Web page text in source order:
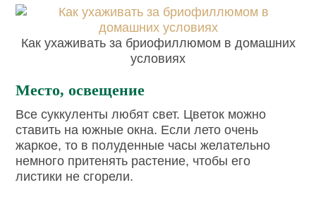
Как ухаживать за бриофиллюмом в домашних
условиях
Место, освещение
Все суккуленты любят свет. Цветок можно
ставить на южные окна. Если лето очень
жаркое, то в полуденные часы желательно
немного притенять растение, чтобы его
листики не сгорели.